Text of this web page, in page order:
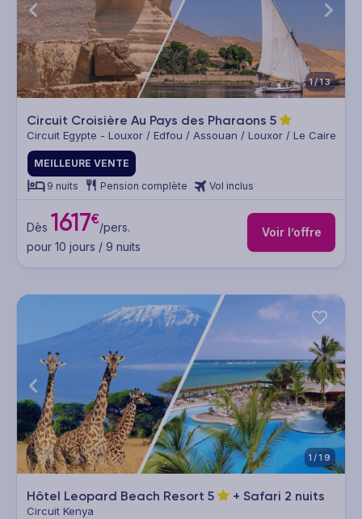
1/13
Circuit Croisière Au Pays des Pharaons 5
Circuit Egypte - Louxor / Edfou / Assouan / Louxor / Le Caire
MEILLEURE VENTE
9 nuits
Pension complète Vol inclus
Dès 1617€/pers.
pour 10 jours / 9 nuits
Voir l’offre
1/19
Hôtel Leopard Beach Resort 5 + Safari 2 nuits
Circuit Kenya